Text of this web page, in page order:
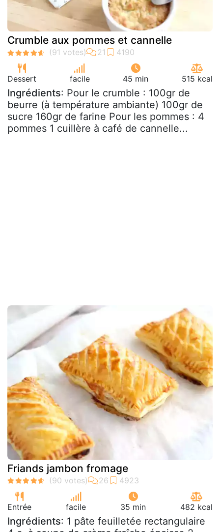
Crumble aux pommes et cannelle
Dessert facile 45 min 515 kcal
Ingrédients: Pour le crumble : 100gr de
beurre (à température ambiante) 100gr de
sucre 160gr de farine Pour les pommes : 4
pommes 1 cuillère à café de cannelle...
Friands jambon fromage
Entrée facile 35 min 482 kcal
Ingrédients: 1 pâte feuilletée rectangulaire